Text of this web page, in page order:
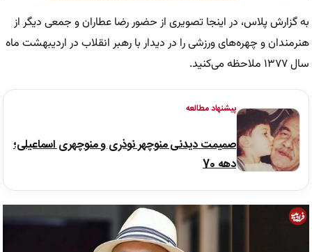
به گزارش پلاس، در اینجا تصویری از حضور رضا عطاران و جمعی دیگر از
هنرمندان و چهره‌های ورزشی را در دیدار با رهبر انقلاب در اردیبهشت ماه
سال ۱۳۷۷ ملاحظه می‌کنید.
پیشنهاد مطالعه
صمیمت دیدنی منوچهر نوذری و منوچهری اسماعیلی؛
دهه 70